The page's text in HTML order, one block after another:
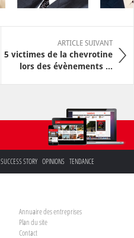
ARTICLE SUIVANT
5 victimes de la chevrotine
lors des évènements ...
SUCCESS STORY OPINIONS TENDANCE
Annuaire des entreprises
Plan du site
Contact